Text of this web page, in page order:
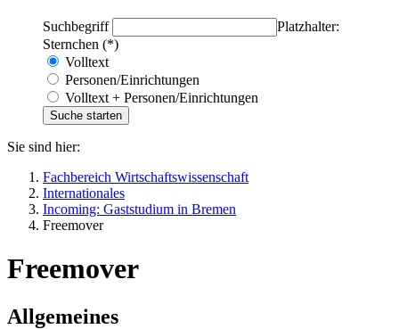
Suchbegriff
Platzhalter:
Sternchen (*)
Volltext
Personen/Einrichtungen
Volltext + Personen/Einrichtungen
Sie sind hier:
Fachbereich Wirtschaftswissenschaft
Internationales
Incoming: Gaststudium in Bremen
Freemover
Freemover
Allgemeines